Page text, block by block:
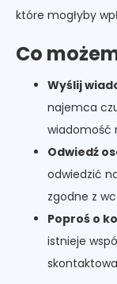
które mogłyby
Co
Wyślij
najemca
wiadomość
Odwiedź
odwiedzić
zgodne z
Poproś o
istnieje